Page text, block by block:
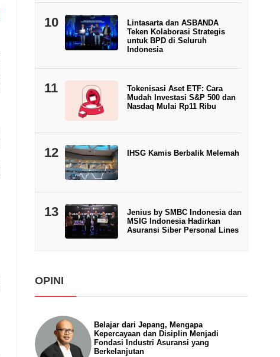
10
Lintasarta dan ASBANDA
Teken Kolaborasi Strategis
untuk BPD di Seluruh
Indonesia
11
Tokenisasi Aset ETF: Cara
Mudah Investasi S&P 500 dan
Nasdaq Mulai Rp11 Ribu
12 IHSG Kamis Berbalik Melemah
13
Jenius by SMBC Indonesia dan
MSIG Indonesia Hadirkan
Asuransi Siber Personal Lines
OPINI
Belajar dari Jepang, Mengapa
Kepercayaan dan Disiplin Menjadi
Fondasi Industri Asuransi yang
Berkelanjutan